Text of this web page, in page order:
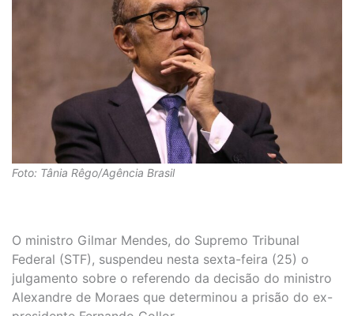
Foto: Tânia Rêgo/Agência Brasil
O ministro Gilmar Mendes, do Supremo Tribunal
Federal (STF), suspendeu nesta sexta-feira (25) o
julgamento sobre o referendo da decisão do ministro
Alexandre de Moraes que determinou a prisão do ex-